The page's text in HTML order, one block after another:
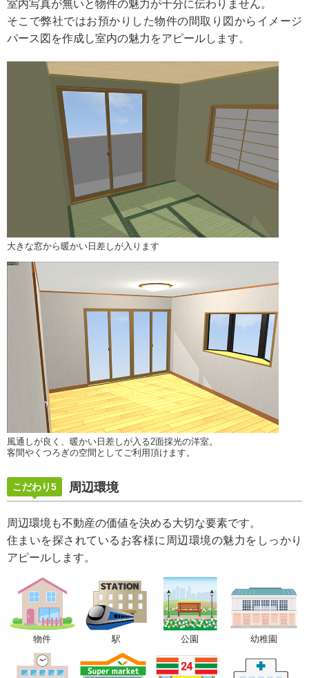
室内写真が無いと物件の魅力が十分に伝わりません。
そこで弊社ではお預かりした物件の間取り図からイメージ
パース図を作成し室内の魅力をアピールします。
大きな窓から暖かい日差しが入ります
風通しが良く、暖かい日差しが入る2面採光の洋室。
客間やくつろぎの空間としてご利用頂けます。
こだわり5 周辺環境
周辺環境も不動産の価値を決める大切な要素です。
住まいを探されているお客様に周辺環境の魅力をしっかり
アピールします。
物件 駅 公園 幼稚園